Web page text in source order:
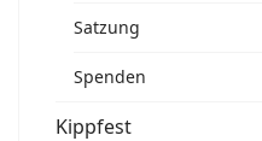
Satzung
Spenden
Kippfest